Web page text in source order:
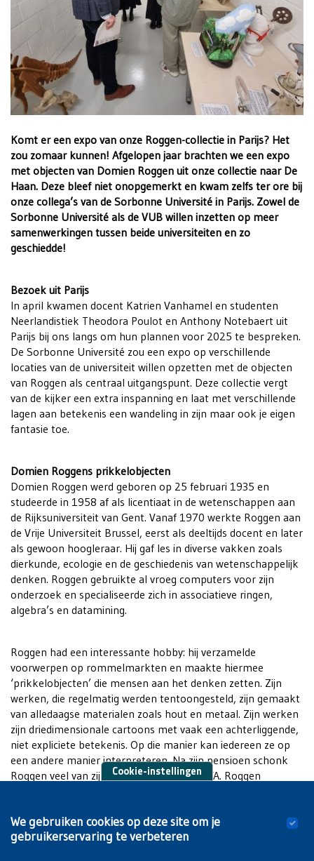
Komt er een expo van onze Roggen-collectie in Parijs? Het
zou zomaar kunnen! Afgelopen jaar brachten we een expo
met objecten van Domien Roggen uit onze collectie naar De
Haan. Deze bleef niet onopgemerkt en kwam zelfs ter ore bij
onze collega’s van de Sorbonne Université in Parijs. Zowel de
Sorbonne Université als de VUB willen inzetten op meer
samenwerkingen tussen beide universiteiten en zo
geschiedde!
Bezoek uit Parijs
In april kwamen docent Katrien Vanhamel en studenten
Neerlandistiek Theodora Poulot en Anthony Notebaert uit
Parijs bij ons langs om hun plannen voor 2025 te bespreken.
De Sorbonne Université zou een expo op verschillende
locaties van de universiteit willen opzetten met de objecten
van Roggen als centraal uitgangspunt. Deze collectie vergt
van de kijker een extra inspanning en laat met verschillende
lagen aan betekenis een wandeling in zijn maar ook je eigen
fantasie toe.
Domien Roggens prikkelobjecten
Domien Roggen werd geboren op 25 februari 1935 en
studeerde in 1958 af als licentiaat in de wetenschappen aan
de Rijksuniversiteit van Gent. Vanaf 1970 werkte Roggen aan
de Vrije Universiteit Brussel, eerst als deeltijds docent en later
als gewoon hoogleraar. Hij gaf les in diverse vakken zoals
dierkunde, ecologie en de geschiedenis van wetenschappelijk
denken. Roggen gebruikte al vroeg computers voor zijn
onderzoek en specialiseerde zich in associatieve ringen,
algebra’s en datamining.
Roggen had een interessante hobby: hij verzamelde
voorwerpen op rommelmarkten en maakte hiermee
‘prikkelobjecten’ die mensen aan het denken zetten. Zijn
werken, die regelmatig werden tentoongesteld, zijn gemaakt
van alledaagse materialen zoals hout en metaal. Zijn werken
zijn driedimensionale cartoons met vaak een achterliggende,
niet expliciete betekenis. Op die manier kan iedereen ze op
een andere manier interpreteren. Na zijn pensioen schonk
Roggen veel van zijn kunstwerken aan CAVA. Roggen
Geprikkeld?
Dat was ons bezoek uit Sorbonne alvast. Wordt vervolgd!
Cookie-instellingen
We gebruiken cookies op deze site om je
gebruikerservaring te verbeteren